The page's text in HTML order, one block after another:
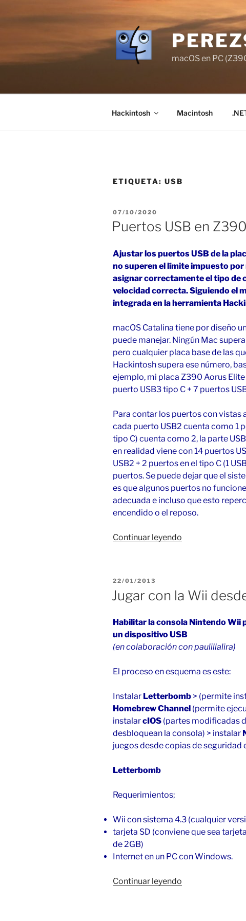
macOS en PC
Hackintosh Macintosh
ETIQUETA: USB
PUBLICADO
EL
07/10/2020
Puertos USB en
Ajustar los puertos USB de la
no superen el límite impuesto
asignar correctamente el tipo de
velocidad correcta. Siguiendo el
integrada en la herramienta
macOS Catalina tiene por diseño
puede manejar. Ningún Mac
pero cualquier placa base de las
Hackintosh supera ese número,
ejemplo, mi placa Z390 Aorus Elite
puerto USB3 tipo C + 7 puertos
Para contar los puertos con vistas
cada puerto USB2 cuenta como 1
tipo C) cuenta como 2, la parte
en realidad viene con 14 puertos
USB2 + 2 puertos en el tipo C (1
puertos. Se puede dejar que el
es que algunos puertos no
adecuada e incluso que esto
encendido o el reposo.
Continuar leyendo
Elite
PUBLICADO
22/01/2013
Jugar con la Wii
Habilitar la consola Nintendo Wii
un dispositivo USB
(en colaboración con paulillalira)
El proceso en esquema es este:
Instalar Letterbomb > (permite
Homebrew Channel (permite
instalarcIOS (partes modificadas
desbloquean la consola) > instalar
juegos desde copias de seguridad
Letterbomb
Requerimientos;
Wii con sistema 4.3 (cualquier
tarjeta SD (conviene que sea
de 2GB)
Internet en un PC con Windows.
Continuar leyendo